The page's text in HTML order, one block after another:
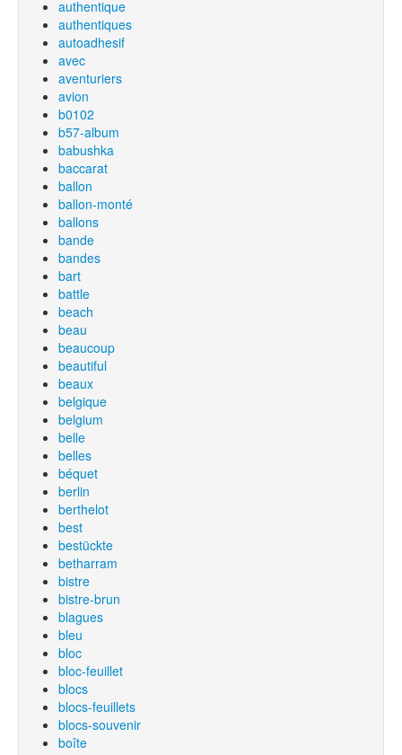
authentique
authentiques
autoadhesif
avec
aventuriers
avion
b0102
b57-album
babushka
baccarat
ballon
ballon-monté
ballons
bande
bandes
bart
battle
beach
beau
beaucoup
beautiful
beaux
belgique
belgium
belle
belles
béquet
berlin
berthelot
best
bestückte
betharram
bistre
bistre-brun
blagues
bleu
bloc
bloc-feuillet
blocs
blocs-feuillets
blocs-souvenir
boîte